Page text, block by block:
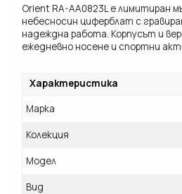
Orient RA-AA0823L е лимитиран
небесносин циферблат с
надеждна работа. Корпусът и
ежедневно носене и спортни
Характеристика
Марка
Колекция
Модел
Вид